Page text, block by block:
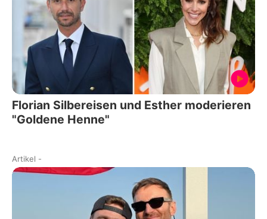
Florian Silbereisen und Esther moderieren
"Goldene Henne"
Artikel -